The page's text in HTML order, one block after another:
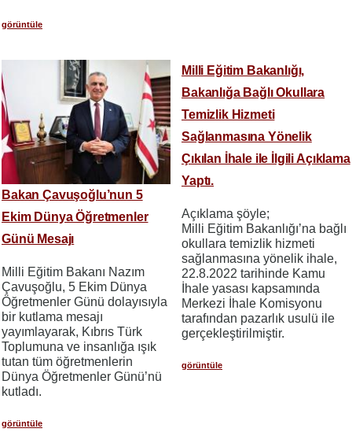
görüntüle
Bakan Çavuşoğlu’nun 5
Ekim Dünya Öğretmenler
Günü Mesajı
Milli Eğitim Bakanı Nazım
Çavuşoğlu, 5 Ekim Dünya
Öğretmenler Günü dolayısıyla
bir kutlama mesajı
yayımlayarak, Kıbrıs Türk
Toplumuna ve insanlığa ışık
tutan tüm öğretmenlerin
Dünya Öğretmenler Günü’nü
kutladı.
görüntüle
Milli Eğitim Bakanlığı,
Bakanlığa Bağlı Okullara
Temizlik Hizmeti
Sağlanmasına Yönelik
Çıkılan İhale ile İlgili Açıklama
Yaptı.
Açıklama şöyle;
Milli Eğitim Bakanlığı’na bağlı
okullara temizlik hizmeti
sağlanmasına yönelik ihale,
22.8.2022 tarihinde Kamu
İhale yasası kapsamında
Merkezi İhale Komisyonu
tarafından pazarlık usulü ile
gerçekleştirilmiştir.
görüntüle